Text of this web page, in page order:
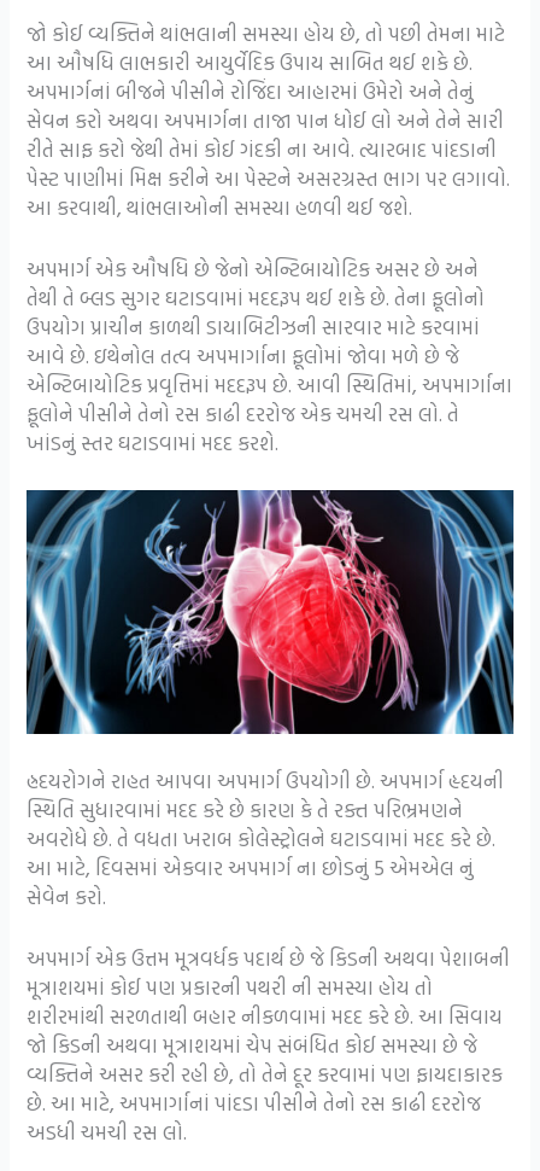
જો કોઈ વ્યક્તિને થાંભલાની સમસ્યા હોય છે, તો પછી તેમના માટે
આ ઔષધિ લાભકારી આયુર્વેદિક ઉપાય સાબિત થઈ શકે છે.
અપમાર્ગનાં બીજને પીસીને રોજિંદા આહારમાં ઉમેરો અને તેનું
સેવન કરો અથવા અપમાર્ગના તાજા પાન ધોઈ લો અને તેને સારી
રીતે સાફ કરો જેથી તેમાં કોઈ ગંદકી ના આવે. ત્યારબાદ પાંદડાની
પેસ્ટ પાણીમાં મિક્ષ કરીને આ પેસ્ટને અસરગ્રસ્ત ભાગ પર લગાવો.
આ કરવાથી, થાંભલાઓની સમસ્યા હળવી થઈ જશે.
અપમાર્ગ એક ઔષધિ છે જેનો એન્ટિબાયોટિક અસર છે અને
તેથી તે બ્લડ સુગર ઘટાડવામાં મદદરૂપ થઈ શકે છે. તેના ફૂલોનો
ઉપયોગ પ્રાચીન કાળથી ડાયાબિટીઝની સારવાર માટે કરવામાં
આવે છે. ઇથેનોલ તત્વ અપમાર્ગાના ફૂલોમાં જોવા મળે છે જે
એન્ટિબાયોટિક પ્રવૃત્તિમાં મદદરૂપ છે. આવી સ્થિતિમાં, અપમાર્ગાના
ફૂલોને પીસીને તેનો રસ કાઢી દરરોજ એક ચમચી રસ લો. તે
ખાંડનું સ્તર ઘટાડવામાં મદદ કરશે.
હ્રદયરોગને રાહત આપવા અપમાર્ગ ઉપયોગી છે. અપમાર્ગ હૃદયની
સ્થિતિ સુધારવામાં મદદ કરે છે કારણ કે તે રક્ત પરિભ્રમણને
અવરોધે છે. તે વધતા ખરાબ કોલેસ્ટ્રોલને ઘટાડવામાં મદદ કરે છે.
આ માટે, દિવસમાં એકવાર અપમાર્ગ ના છોડનું 5 એમએલ નું
સેવેન કરો.
અપમાર્ગ એક ઉત્તમ મૂત્રવર્ધક પદાર્થ છે જે કિડની અથવા પેશાબની
મૂત્રાશયમાં કોઈ પણ પ્રકારની પથરી ની સમસ્યા હોય તો
શરીરમાંથી સરળતાથી બહાર નીકળવામાં મદદ કરે છે. આ સિવાય
જો કિડની અથવા મૂત્રાશયમાં ચેપ સંબંધિત કોઈ સમસ્યા છે જે
વ્યક્તિને અસર કરી રહી છે, તો તેને દૂર કરવામાં પણ ફાયદાકારક
છે. આ માટે, અપમાર્ગાનાં પાંદડા પીસીને તેનો રસ કાઢી દરરોજ
અડધી ચમચી રસ લો.